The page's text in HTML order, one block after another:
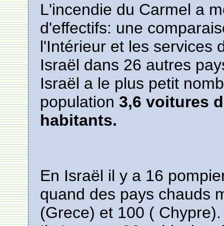
L'incendie du Carmel a
d'effectifs: une
l'Intérieur et les services
Israël dans 26 autres
Israël a le plus petit
population3,6 voitures
habitants.
En Israël il y a 16
quand des pays chauds
(Grece) et 100 ( Chypre).